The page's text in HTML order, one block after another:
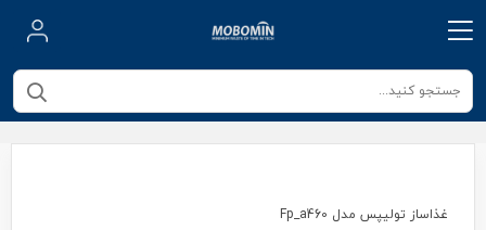
غذاساز تولیپس مدل Fp_a460